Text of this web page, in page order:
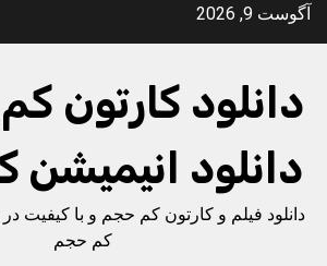
Skipآگوست 9, 2026
دانلود کارتون
دانلود
دانلود فیلم و کارتون کم حجم و با کیفیت
کم حجم